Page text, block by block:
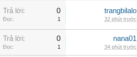
Trả lời: 0
Đọc: 1
trangbilalo
32 phút trước
Trả lời: 0
Đọc: 1
nana01
34 phút trước